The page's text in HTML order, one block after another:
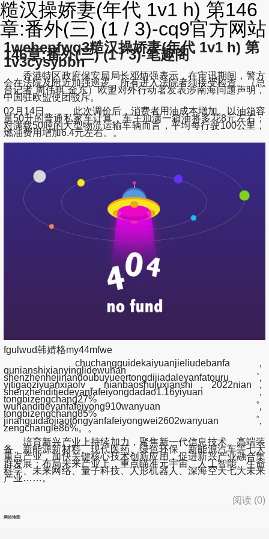
糙汉操娇妻(年代 1v1 h) 第146
章:番外(三) (1 / 3)-cq9官方网站
1wehepfwq3糙汉操娇妻(年代 1v1 h) 第
146章:番外(三) (1 / 3)-笔趣阁
1v3cysybbn
香港特区政府保安局局长邓炳强表示，在审讯期间，警方
会在法院及附近加强巡逻，所有进入法院者须接受检查。（总
台记者 周伟琪 金东）欧盟对外行动署发表涉南海问题声明，
中国驻欧盟使团驳斥。
02月14日， 此次调价后，消费者用油成本增加。以油箱容
量50升的普通私家车计算，车主加满一箱油将多花8元左右；
对满载50吨的大型物流运输车辆而言，平均每行驶100公里，
燃油费用增加6.4元左右。。
fgulwud韩婧格my44mfwe
chuchangguidekaiyuanjieliudebanfa，
qunianshixianyinglidewuhan、
shenzhenhejinandoubuyueertongdijiadaleyanfatouru，
yitigaoziyuanxiaolv。nianbaoshujuxianshi，2022nian，
shenzhenditiedeyanfafeiyongdadao1.16yiyuan，
tongbizengchang27%。
wuhanditieyanfafeiyong910wanyuan，
tongbizengchang85%。
jinanguidaojiaotongyanfafeiyongwei2602wanyuan，
zengchangle86%。。
培育新兴产业上持续加力，聚焦新一代信息技术、高端装
备、新能源新材料、现代医药、绿色环保、新能源汽车等七大
重点产业，加快关键核心技术创新应用，促进新兴产业融合集
群发展；布局未来产业上，重点瞄准元宇宙、人工智能、生命
科学、未来网络、量子科技、人形机器人、深海空天七大未来
产业……。
阅读 (0)
网站地图